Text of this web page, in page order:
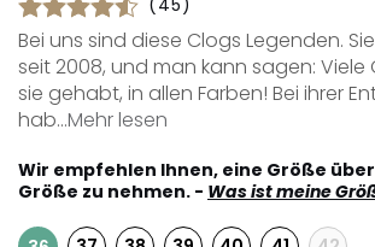
(45)
Bei uns sind diese Clogs Legenden.
seit 2008, und man kann sagen:
sie gehabt, in allen Farben! Bei ihrer
hab...Mehr lesen
Wir empfehlen Ihnen, eine Größe
Größe zu nehmen. - Was ist meine